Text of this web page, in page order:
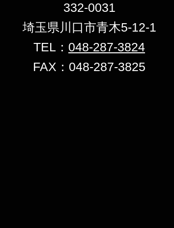
332-0031
埼玉県川口市青木5-12-1
TEL： 048-287-3824
FAX：048-287-3825